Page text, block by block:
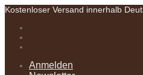
Kostenloser Versand innerhalb
Anmelden